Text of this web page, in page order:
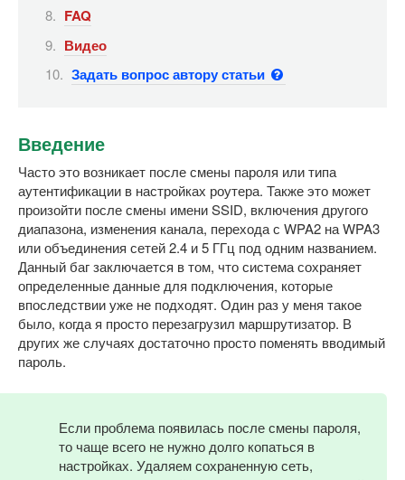
FAQ
Видео
Задать вопрос автору статьи
Введение
Часто это возникает после смены пароля или типа
аутентификации в настройках роутера. Также это может
произойти после смены имени SSID, включения другого
диапазона, изменения канала, перехода с WPA2 на WPA3
или объединения сетей 2.4 и 5 ГГц под одним названием.
Данный баг заключается в том, что система сохраняет
определенные данные для подключения, которые
впоследствии уже не подходят. Один раз у меня такое
было, когда я просто перезагрузил маршрутизатор. В
других же случаях достаточно просто поменять вводимый
пароль.
Если проблема появилась после смены пароля,
то чаще всего не нужно долго копаться в
настройках. Удаляем сохраненную сеть,